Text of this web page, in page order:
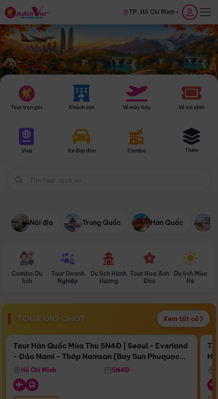
TP. Hồ Chí Minh
Tour trọn gói Khách sạn Vé máy bay Vé vui chơi
Visa Xe đưa đón Combo Thêm
Nội địa Trung Quốc Hàn Quốc
Combo Du
lịch
Tour Doanh
Nghiệp
Du lịch Hành
Hương
Tour Hoa Anh
Đào
Du lịch Mùa
Hè
TOUR GIỜ CHÓT Xem tất cả
Còn16 ngày 12:53:47
Bay Sun Phuquoc Airways
Điểm nổi bật
Tour Hàn Quốc Mùa Thu 5N4Đ | Seoul - Everland
- Đảo Nami - Tháp Namsan (Bay Sun Phuquoc
Airways)
Hồ Chí Minh 5N4Đ